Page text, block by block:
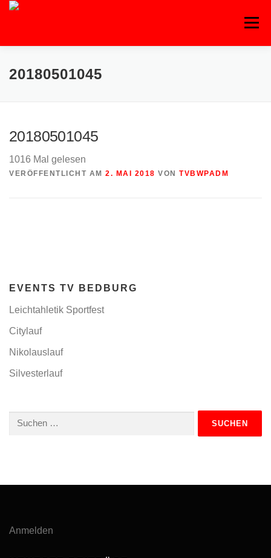
Zum
Menü
20180501045
20180501045
1016 Mal gelesen
VERÖFFENTLICHT AM 2. MAI 2018 VON TVBWPADM
EVENTS TV BEDBURG
Leichtahletik Sportfest
Citylauf
Nikolauslauf
Silvesterlauf
Suchen
Anmelden